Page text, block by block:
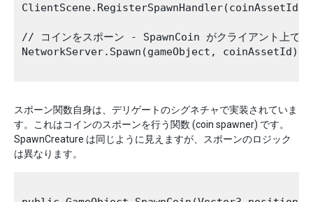
ClientScene.RegisterSpawnHandler(coinAssetId,
// コインをスポーン - SpawnCoin がクライアント上で呼
NetworkServer.Spawn(gameObject, coinAssetId);
スポーン関数自身は、デリゲートのシグネチャで実装されていま
す。これはコインのスポーンを行う関数 (coin spawner) です。
SpawnCreature は同じように見えますが、スポーンのロジック
は異なります。